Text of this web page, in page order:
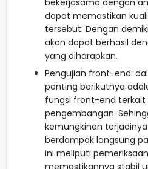
dapat memastikan
tersebut. Dengan
akan dapat berhasil
yang diharapkan.
Pengujian front-end:
penting berikutnya
fungsi front-end terkait
pengembangan.
kemungkinan
berdampak langsung
ini meliputi
memastikannya stabil